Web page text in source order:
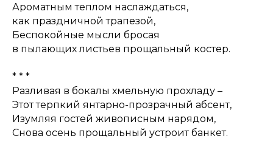
Ароматным теплом наслаждаться,
как праздничной трапезой,
Беспокойные мысли бросая
в пылающих листьев прощальный костер.
* * *
Разливая в бокалы хмельную прохладу –
Этот терпкий янтарно-прозрачный абсент,
Изумляя гостей живописным нарядом,
Снова осень прощальный устроит банкет.